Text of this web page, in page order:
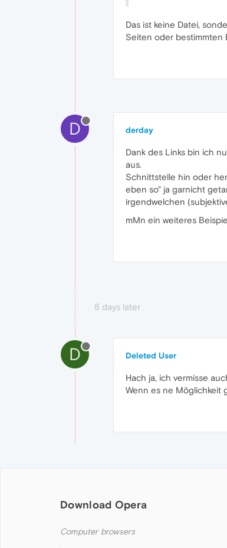
Das ist keine Datei,
Seiten oder bestimmten
D derday
Dank des Links bin ich
aus.
Schnittstelle hin oder
eben so" ja garnicht
irgendwelchen
mMn ein weiteres
8 days later
D Deleted User
Hach ja, ich vermisse
Wenn es ne Möglichkeit
Download Opera
Computer browsers